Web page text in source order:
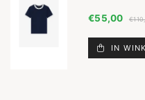
€55,00
IN